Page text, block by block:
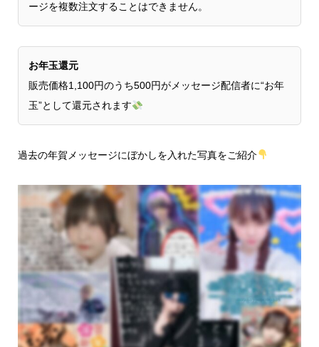
ージを複数注文することはできません。
お年玉還元
販売価格1,100円のうち500円がメッセージ配信者に“お年
玉”として還元されます
過去の年賀メッセージにぼかしを入れた写真をご紹介